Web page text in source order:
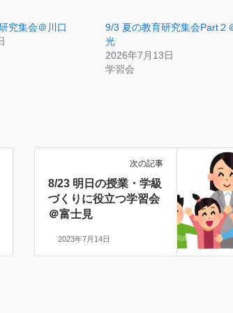
究集会＠川口
9/3 夏の教育研究集会Part２
光
2026年7月13日
学習会
次の記事
8/23 明日の授業・学級
づくりに役立つ学習会
＠富士見
2023年7月14日